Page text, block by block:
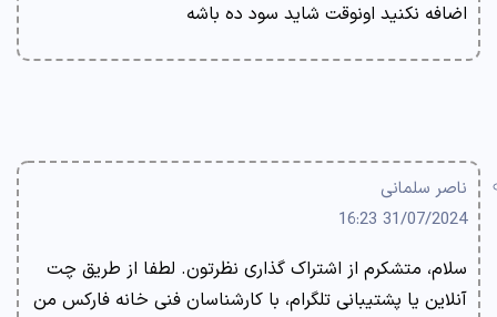
اضافه نکنید اونوقت شاید سود ده باشه
ناصر سلمانی
31/07/2024 16:23
سلام، متشکرم از اشتراک گذاری نظرتون. لطفا از طریق چت
آنلاین یا پشتیبانی تلگرام، با کارشناسان فنی خانه فارکس من